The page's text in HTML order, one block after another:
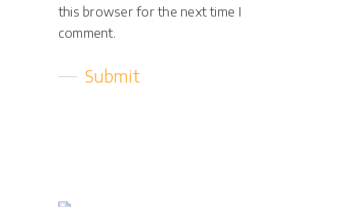
this browser for the next time I
comment.